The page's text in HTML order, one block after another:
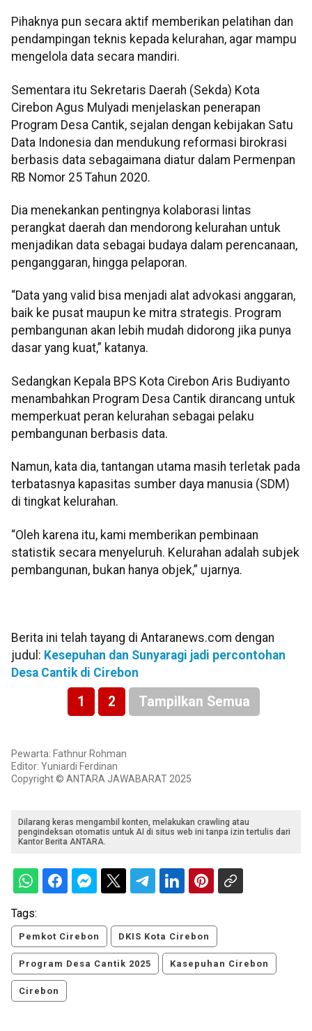
Pihaknya pun secara aktif memberikan pelatihan dan
pendampingan teknis kepada kelurahan, agar mampu
mengelola data secara mandiri.
Sementara itu Sekretaris Daerah (Sekda) Kota
Cirebon Agus Mulyadi menjelaskan penerapan
Program Desa Cantik, sejalan dengan kebijakan Satu
Data Indonesia dan mendukung reformasi birokrasi
berbasis data sebagaimana diatur dalam Permenpan
RB Nomor 25 Tahun 2020.
Dia menekankan pentingnya kolaborasi lintas
perangkat daerah dan mendorong kelurahan untuk
menjadikan data sebagai budaya dalam perencanaan,
penganggaran, hingga pelaporan.
“Data yang valid bisa menjadi alat advokasi anggaran,
baik ke pusat maupun ke mitra strategis. Program
pembangunan akan lebih mudah didorong jika punya
dasar yang kuat,” katanya.
Sedangkan Kepala BPS Kota Cirebon Aris Budiyanto
menambahkan Program Desa Cantik dirancang untuk
memperkuat peran kelurahan sebagai pelaku
pembangunan berbasis data.
Namun, kata dia, tantangan utama masih terletak pada
terbatasnya kapasitas sumber daya manusia (SDM)
di tingkat kelurahan.
“Oleh karena itu, kami memberikan pembinaan
statistik secara menyeluruh. Kelurahan adalah subjek
pembangunan, bukan hanya objek,” ujarnya.
Berita ini telah tayang di Antaranews.com dengan
judul: Kesepuhan dan Sunyaragi jadi percontohan
Desa Cantik di Cirebon
1 2 Tampilkan Semua
Pewarta: Fathnur Rohman
Editor: Yuniardi Ferdinan
Copyright © ANTARA JAWABARAT 2025
Dilarang keras mengambil konten, melakukan crawling atau
pengindeksan otomatis untuk AI di situs web ini tanpa izin tertulis dari
Kantor Berita ANTARA.
Tags:
Pemkot Cirebon DKIS Kota Cirebon
Program Desa Cantik 2025 Kasepuhan Cirebon
Cirebon